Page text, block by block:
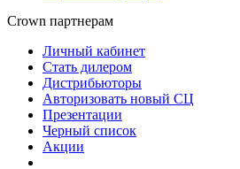
Crown партнерам
Личный кабинет
Стать дилером
Дистрибьюторы
Авторизовать новый СЦ
Презентации
Черный список
Акции